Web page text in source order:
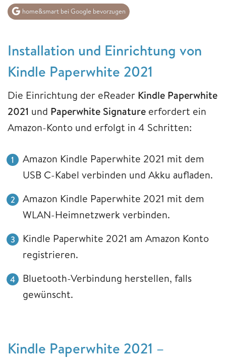
home&smart bei Google bevorzugen
Installation und Einrichtung von
Kindle Paperwhite 2021
Die Einrichtung der eReader Kindle Paperwhite
2021 und Paperwhite Signature erfordert ein
Amazon-Konto und erfolgt in 4 Schritten:
Amazon Kindle Paperwhite 2021 mit dem
USB C-Kabel verbinden und Akku aufladen.
Amazon Kindle Paperwhite 2021 mit dem
WLAN-Heimnetzwerk verbinden.
Kindle Paperwhite 2021 am Amazon Konto
registrieren.
Bluetooth-Verbindung herstellen, falls
gewünscht.
Kindle Paperwhite 2021 –